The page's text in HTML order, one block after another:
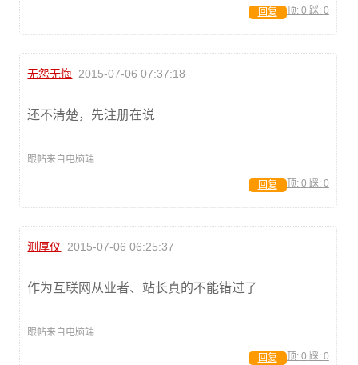
顶: 0 踩: 0
回复
无怨无悔 2015-07-06 07:37:18
还不清楚，先注册在说
跟帖来自电脑端
顶: 0 踩: 0
回复
测厚仪 2015-07-06 06:25:37
作为互联网从业者、站长真的不能错过了
跟帖来自电脑端
顶: 0 踩: 0
回复